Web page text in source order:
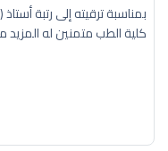
بمناسبة ترقيته إلى رتبة
كلية الطب متمنين له المزيد